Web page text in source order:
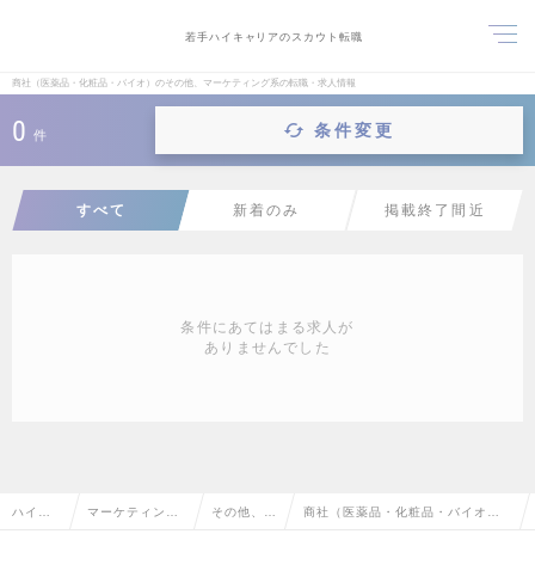
若手ハイキャリアのスカウト転職
商社（医薬品・化粧品・バイオ）のその他、マーケティング系の転職・求人情報
0 件 条件変更
すべて 新着のみ 掲載終了間近
条件にあてはまる求人が
ありませんでした
ハイク マーケティン その他、マ 商社（医薬品・化粧品・バイオ）